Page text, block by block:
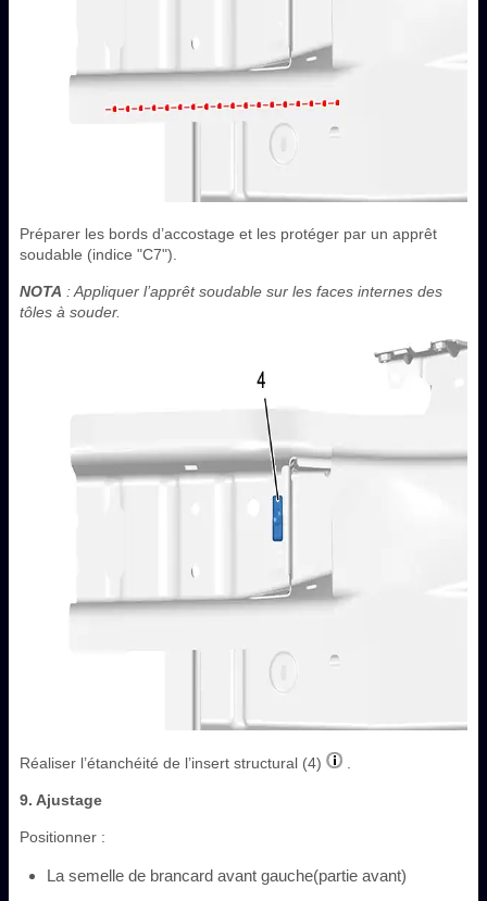
Préparer les bords d’accostage et les protéger par un apprêt
soudable (indice "C7").
NOTA : Appliquer l’apprêt soudable sur les faces internes des
tôles à souder.
Réaliser l’étanchéité de l’insert structural (4)
9. Ajustage
Positionner :
La semelle de brancard avant gauche(partie avant)